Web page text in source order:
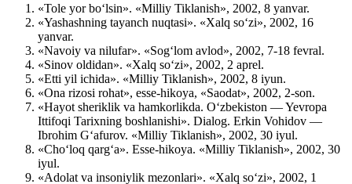
«Tole yor bo‘lsin». «Milliy Tiklanish», 2002, 8 yanvar.
«Yashashning tayanch nuqtasi». «Xalq so‘zi», 2002, 16
yanvar.
«Navoiy va nilufar». «Sog‘lom avlod», 2002, 7-18 fevral.
«Sinov oldidan». «Xalq so‘zi», 2002, 2 aprel.
«Etti yil ichida». «Milliy Tiklanish», 2002, 8 iyun.
«Ona rizosi rohat», esse-hikoya, «Saodat», 2002, 2-son.
«Hayot sheriklik va hamkorlikda. O‘zbekiston — Yevropa
Ittifoqi Tarixning boshlanishi». Dialog. Erkin Vohidov —
Ibrohim G‘afurov. «Milliy Tiklanish», 2002, 30 iyul.
«Cho‘loq qarg‘a». Esse-hikoya. «Milliy Tiklanish», 2002, 30
iyul.
«Adolat va insoniylik mezonlari». «Xalq so‘zi», 2002, 1